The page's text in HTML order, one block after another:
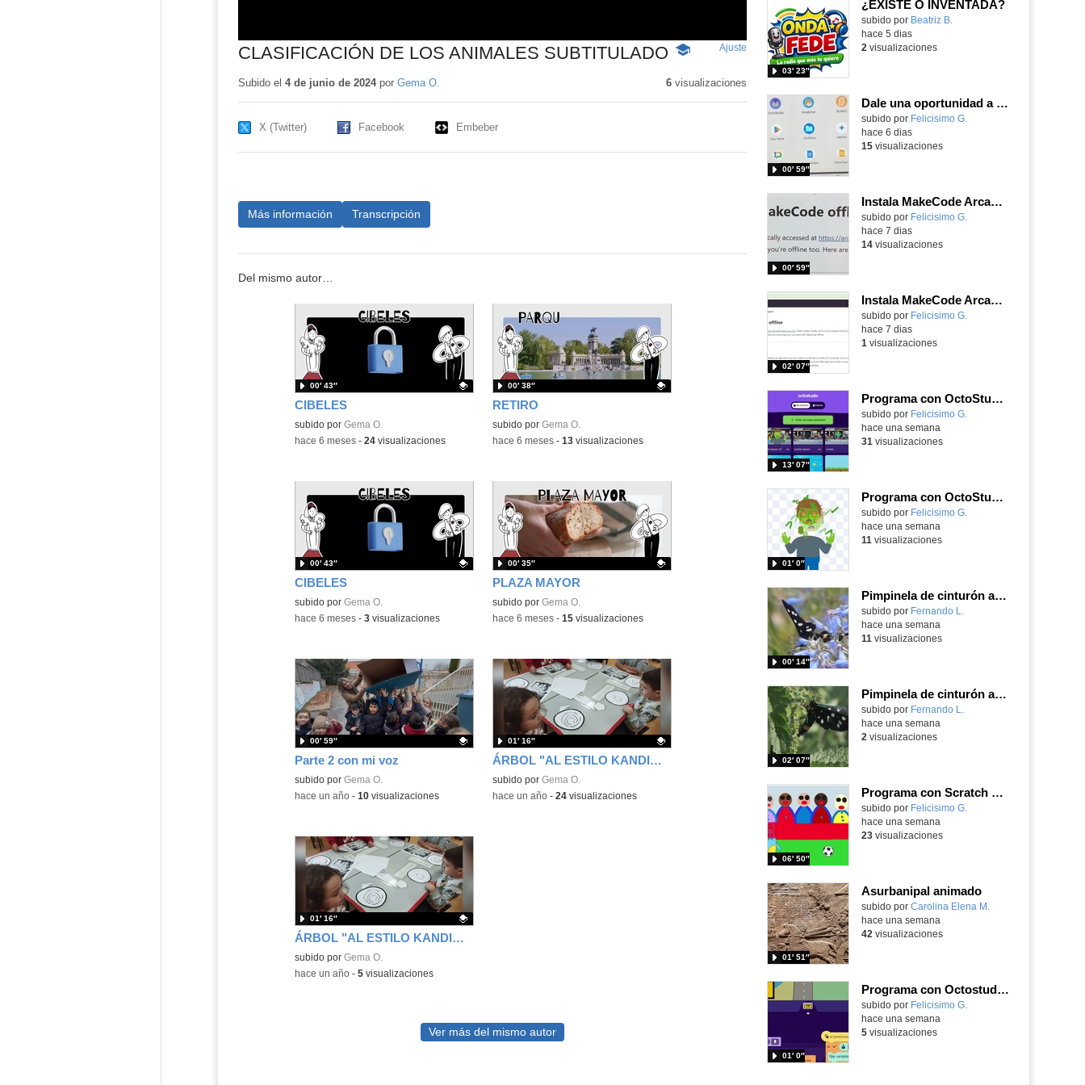
CLASIFICACIÓN DE LOS ANIMALES SUBTITULADO
-
educativo
Ajuste
pantalla
Subido el 4 de junio de 2024por Gema O. 6visualizaciones
X (Twitter) Facebook Embeber
Más información Transcripción
Del mismo autor…
CIBELES
Contenido educativo.
subido por Gema O.
00′ 43″
-hace 6 meses- 24visualizaciones
RETIRO
Contenido educativo.
subido por Gema O.
00′ 38″
-hace 6 meses- 13visualizaciones
CIBELES
Contenido educativo.
subido por Gema O.
00′ 43″
-hace 6 meses- 3visualizaciones
PLAZA MAYOR
Contenido educativo.
subido por Gema O.
00′ 35″
-hace 6 meses- 15visualizaciones
Parte 2 con mi voz
Contenido educativo.
subido por Gema O.
00′ 59″
-hace un año- 10visualizaciones
ÁRBOL "AL ESTILO KANDINSKY"
Contenido educativo.
subido por Gema O.
01′ 16″
-hace un año- 24visualizaciones
ÁRBOL "AL ESTILO KANDINSKY"
Contenido educativo.
subido por Gema O.
01′ 16″
-hace un año- 5visualizaciones
Ver más del mismo autor
¿EXISTE O INVENTADA?
Contenido educativo.
subido por Beatriz B.
03′ 23″
hace 5 dias
2 visualizaciones
Dale una oportunidad a los Chromebooks y utiliza un proyector para realizar talleres si no tienes pantallas táctiles
Contenido educativo.
subido por Felicisimo G.
00′ 59″
hace 6 dias
15visualizaciones
Instala MakeCode Arcade para trabajar offline en tu tablet, ordenador, Chromebook
Contenido educativo.
subido por Felicisimo G.
00′ 59″
hace 7 dias
14visualizaciones
Instala MakeCode Arcade offline para programar grandes juegos sin necesidad de Internet
Contenido educativo.
subido por Felicisimo G.
02′ 07″
hace 7 dias
1 visualizaciones
Programa con OctoStudio, un juego de disparos contra Zombies con un cargador basado en el House of the dead
Contenido educativo.
subido por Felicisimo G.
13′ 07″
hace una semana
31 visualizaciones
Programa con OctoStudio, un juego homenajeando al House of the dead con Zombies
Contenido educativo.
subido por Felicisimo G.
01′ 0″
hace una semana
11 visualizaciones
Pimpinela de cinturón amarillo Amata phegea (Linnaeus, 1758)
Contenido educativo.
subido por Fernando L.
00′ 14″
hace una semana
11 visualizaciones
Pimpinela de cinturón amarillo Amata phegea (Linnaeus, 1758)
Contenido educativo.
subido por Fernando L.
02′ 07″
hace una semana
2 visualizaciones
Programa con Scratch Jr una barrera que se desplaza para dar sensación de movimiento
Contenido educativo.
subido por Felicisimo G.
06′ 50″
hace una semana
23visualizaciones
Asurbanipal animado
Contenido educativo.
subido por Carolina Elena M.
01′ 51″
hace una semana
42 visualizaciones
Programa con Octostudio, un juego de Educación Víal cruzando un paso de cebra.
Contenido educativo.
subido por Felicisimo G.
01′ 0″
hace una semana
5visualizaciones